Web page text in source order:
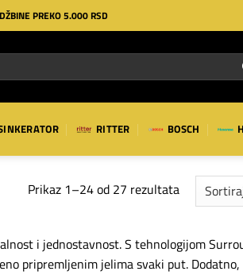
PREKO 5.000 RSD
RITTER BOSCH
Prikaz 1–24 od 27 rezultataSortirano
i jednostavnost. S tehnologijom
pripremljenim jelima svaki put.